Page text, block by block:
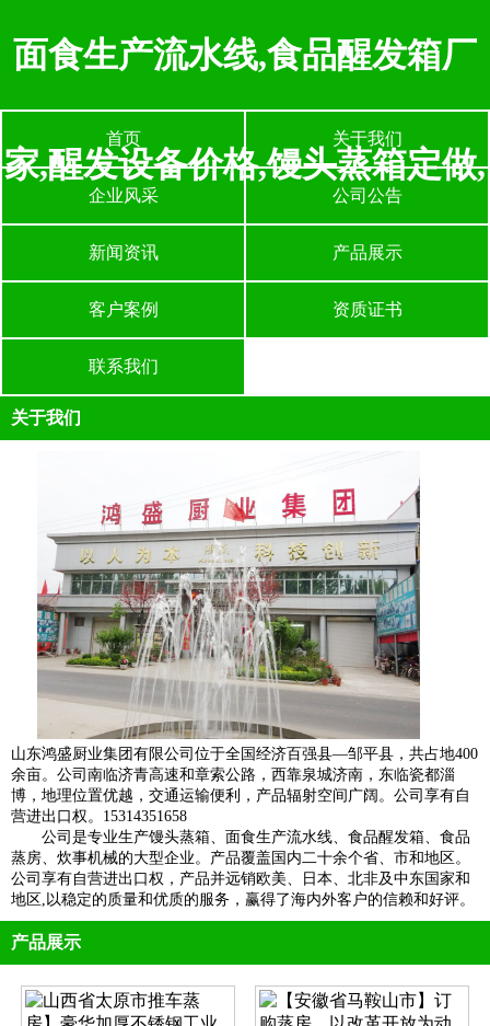
面食生产流水线,食品醒发箱厂
家,醒发设备价格,馒头蒸箱定做,
首页 关于我们
企业风采 公司公告
新闻资讯 产品展示
客户案例 资质证书
联系我们
关于我们
山东鸿盛厨业集团有限公司位于全国经济百强县—邹平县，共占地400
余亩。公司南临济青高速和章索公路，西靠泉城济南，东临瓷都淄
博，地理位置优越，交通运输便利，产品辐射空间广阔。公司享有自
营进出口权。15314351658
公司是专业生产馒头蒸箱、面食生产流水线、食品醒发箱、食品
蒸房、炊事机械的大型企业。产品覆盖国内二十余个省、市和地区。
公司享有自营进出口权，产品并远销欧美、日本、北非及中东国家和
地区,以稳定的质量和优质的服务，赢得了海内外客户的信赖和好评。
产品展示